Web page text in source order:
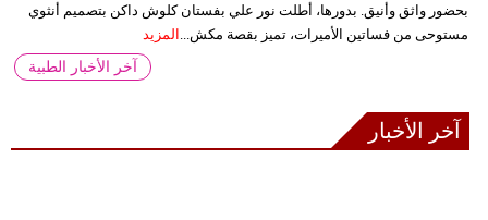
بحضور واثق وأنيق. بدورها، أطلت نور علي بفستان كلوش داكن بتصميم أنثوي
مستوحى من فساتين الأميرات، تميز بقصة مكش...
المزيد
آخر الأخبار الطبية
آخر الأخبار